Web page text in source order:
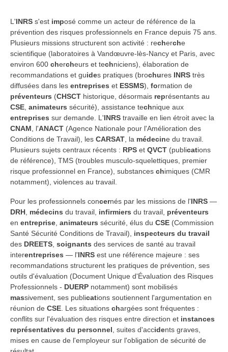
L'INRS s'est imposé comme un acteur de référence de la
prévention des risques professionnels en France depuis 75 ans.
Plusieurs missions structurent son activité : recherche
scientifique (laboratoires à Vandœuvre-lès-Nancy et Paris, avec
environ 600 chercheurs et techniciens), élaboration de
recommandations et guides pratiques (brochures INRS très
diffusées dans les entreprises et ESSMS), formation de
préventeurs (CHSCT historique, désormais représentants au
CSE animateurs sécurité), assistance technique aux
entreprises sur demande. L'INRS travaille en lien étroit avec la
CNAM , l'ANACT (Agence Nationale pour l'Amélioration des
Conditions de Travail), les CARSAT , la médecine du travail.
Plusieurs sujets centraux récents : RPS et QVCT (publications
de référence), TMS (troubles musculo-squelettiques, premier
risque professionnel en France), substances chimiques (CMR
notamment), violences au travail.
Pour les professionnels concernés par les missions de l'INRS —
DRH médecins du travail, infirmiers du travail, préventeurs
en entreprise animateurs sécurité, élus du CSE (Commission
Santé Sécurité Conditions de Travail), inspecteurs du travail
des DREETS soignants des services de santé au travail
interentreprises — l'INRS est une référence majeure : ses
recommandations structurent les pratiques de prévention, ses
outils d'évaluation (Document Unique d'Évaluation des Risques
Professionnels - DUERP notamment) sont mobilisés
massivement, ses publications soutiennent l'argumentation en
réunion de CSE . Les situations chargées sont fréquentes :
conflits sur l'évaluation des risques entre direction et instances
représentatives du personnel , suites d'accidents graves,
mises en cause de l'employeur sur l'obligation de sécurité de